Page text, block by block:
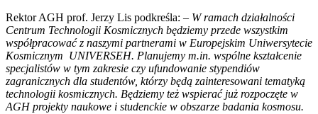
Rektor AGH prof. Jerzy Lis podkreśla: – W ramach działalności
Centrum Technologii Kosmicznych będziemy przede wszystkim
współpracować z naszymi partnerami w Europejskim Uniwersytecie
Kosmicznym UNIVERSEH. Planujemy m.in. wspólne kształcenie
specjalistów w tym zakresie czy ufundowanie stypendiów
zagranicznych dla studentów, którzy będą zainteresowani tematyką
technologii kosmicznych. Będziemy też wspierać już rozpoczęte w
AGH projekty naukowe i studenckie w obszarze badania kosmosu.